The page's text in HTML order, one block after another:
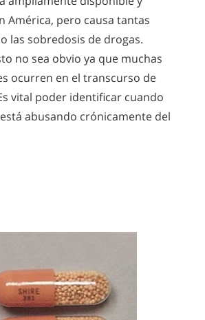
América, pero causa tantas
las sobredosis de drogas.
no sea obvio ya que muchas
ocurren en el transcurso de
vital poder identificar cuando
abusando crónicamente del